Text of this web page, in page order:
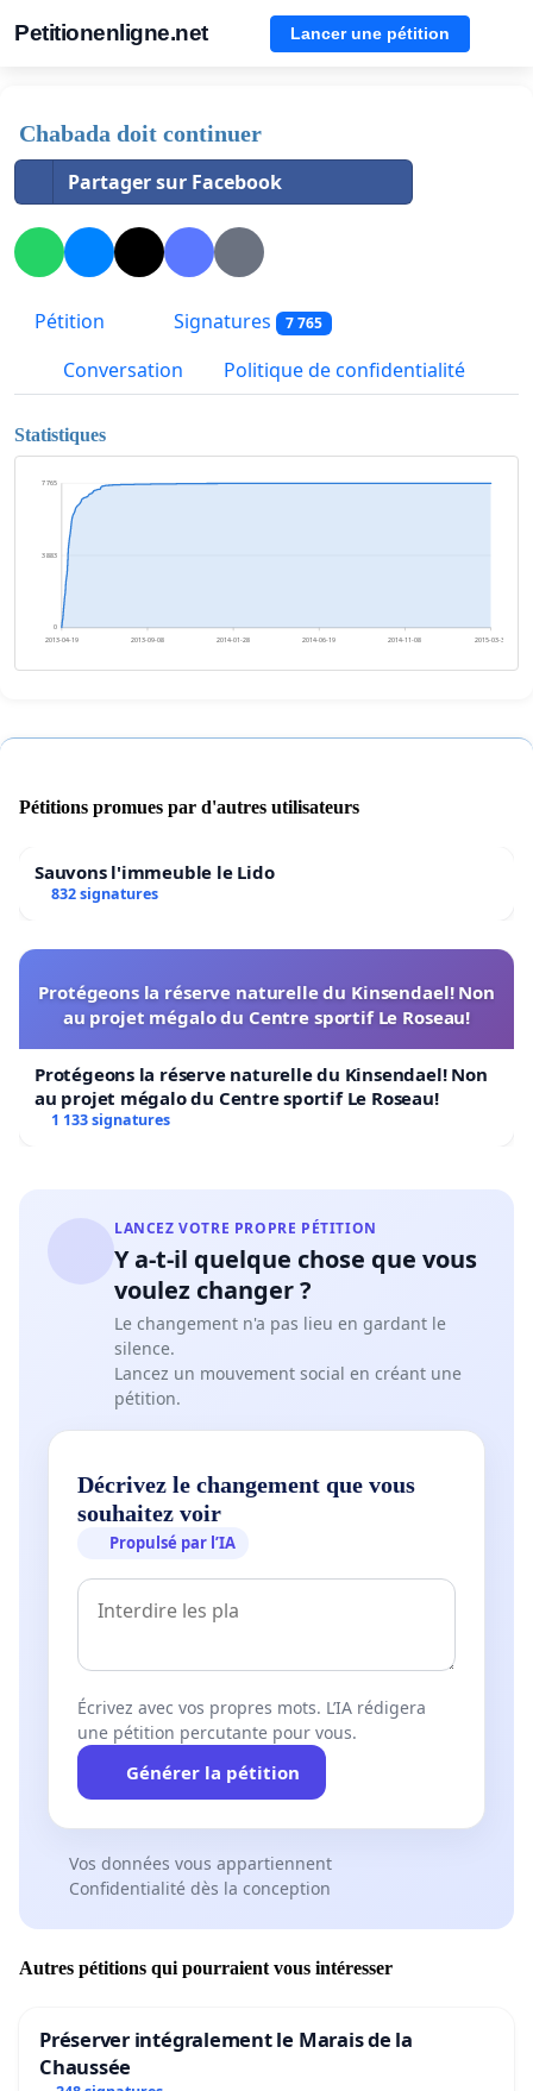
Petitionenligne.net Lancer une pétition
Chabada doit continuer
Partager sur Facebook
Pétition Signatures 7 765
Conversation Politique de confidentialité
Statistiques
0
3 883
7 765
2013-04-19 2013-09-08 2014-01-28 2014-06-19 2014-11-08 2015-03-30
Pétitions promues par d'autres utilisateurs
Sauvons l'immeuble le Lido
832 signatures
Protégeons la réserve naturelle du Kinsendael! Non
au projet mégalo du Centre sportif Le Roseau!
Protégeons la réserve naturelle du Kinsendael! Non
au projet mégalo du Centre sportif Le Roseau!
1 133 signatures
LANCEZ VOTRE PROPRE PÉTITION
Y a-t-il quelque chose que vous
voulez changer ?
Le changement n'a pas lieu en gardant le
silence.
Lancez un mouvement social en créant une
pétition.
Décrivez le changement que vous
souhaitez voir
Propulsé par l’IA
Écrivez avec vos propres mots. L’IA rédigera
une pétition percutante pour vous.
Générer la pétition
Vos données vous appartiennent
Confidentialité dès la conception
Autres pétitions qui pourraient vous intéresser
Préserver intégralement le Marais de la
Chaussée